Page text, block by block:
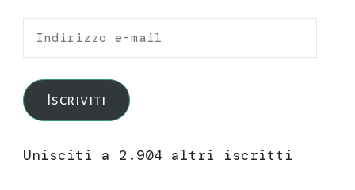
Indirizzo
mail
Iscriviti
Unisciti a 2.904 altri iscritti